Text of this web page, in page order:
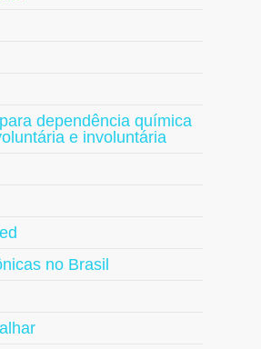
dependência química
e involuntária
no Brasil